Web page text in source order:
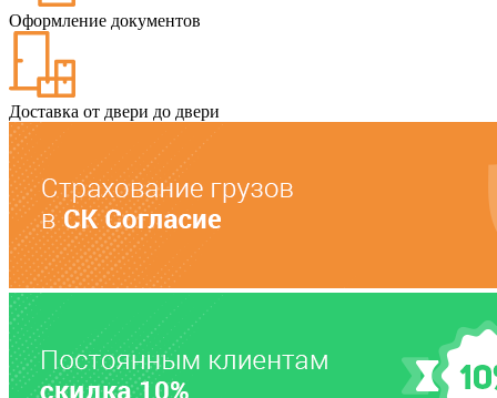
Оформление документов
Доставка от двери до двери